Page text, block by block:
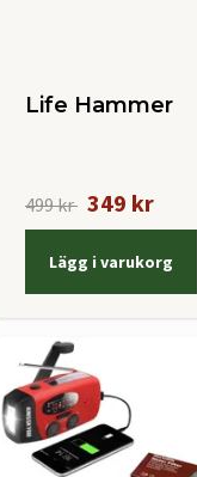
Life Hammer
499 kr 349 kr
Lägg i varukorg